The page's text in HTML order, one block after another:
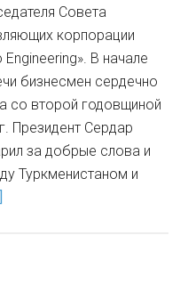
Совета
корпорации
Engineering». В начале
бизнесмен сердечно
со второй годовщиной
Президент Сердар
за добрые слова и
Туркменистаном и